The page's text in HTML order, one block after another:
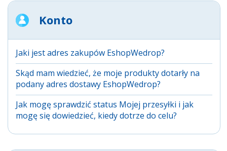
Konto
Jaki jest adres zakupów EshopWedrop?
Skąd mam wiedzieć, że moje produkty dotarły na
podany adres dostawy EshopWedrop?
Jak mogę sprawdzić status Mojej przesyłki i jak
mogę się dowiedzieć, kiedy dotrze do celu?